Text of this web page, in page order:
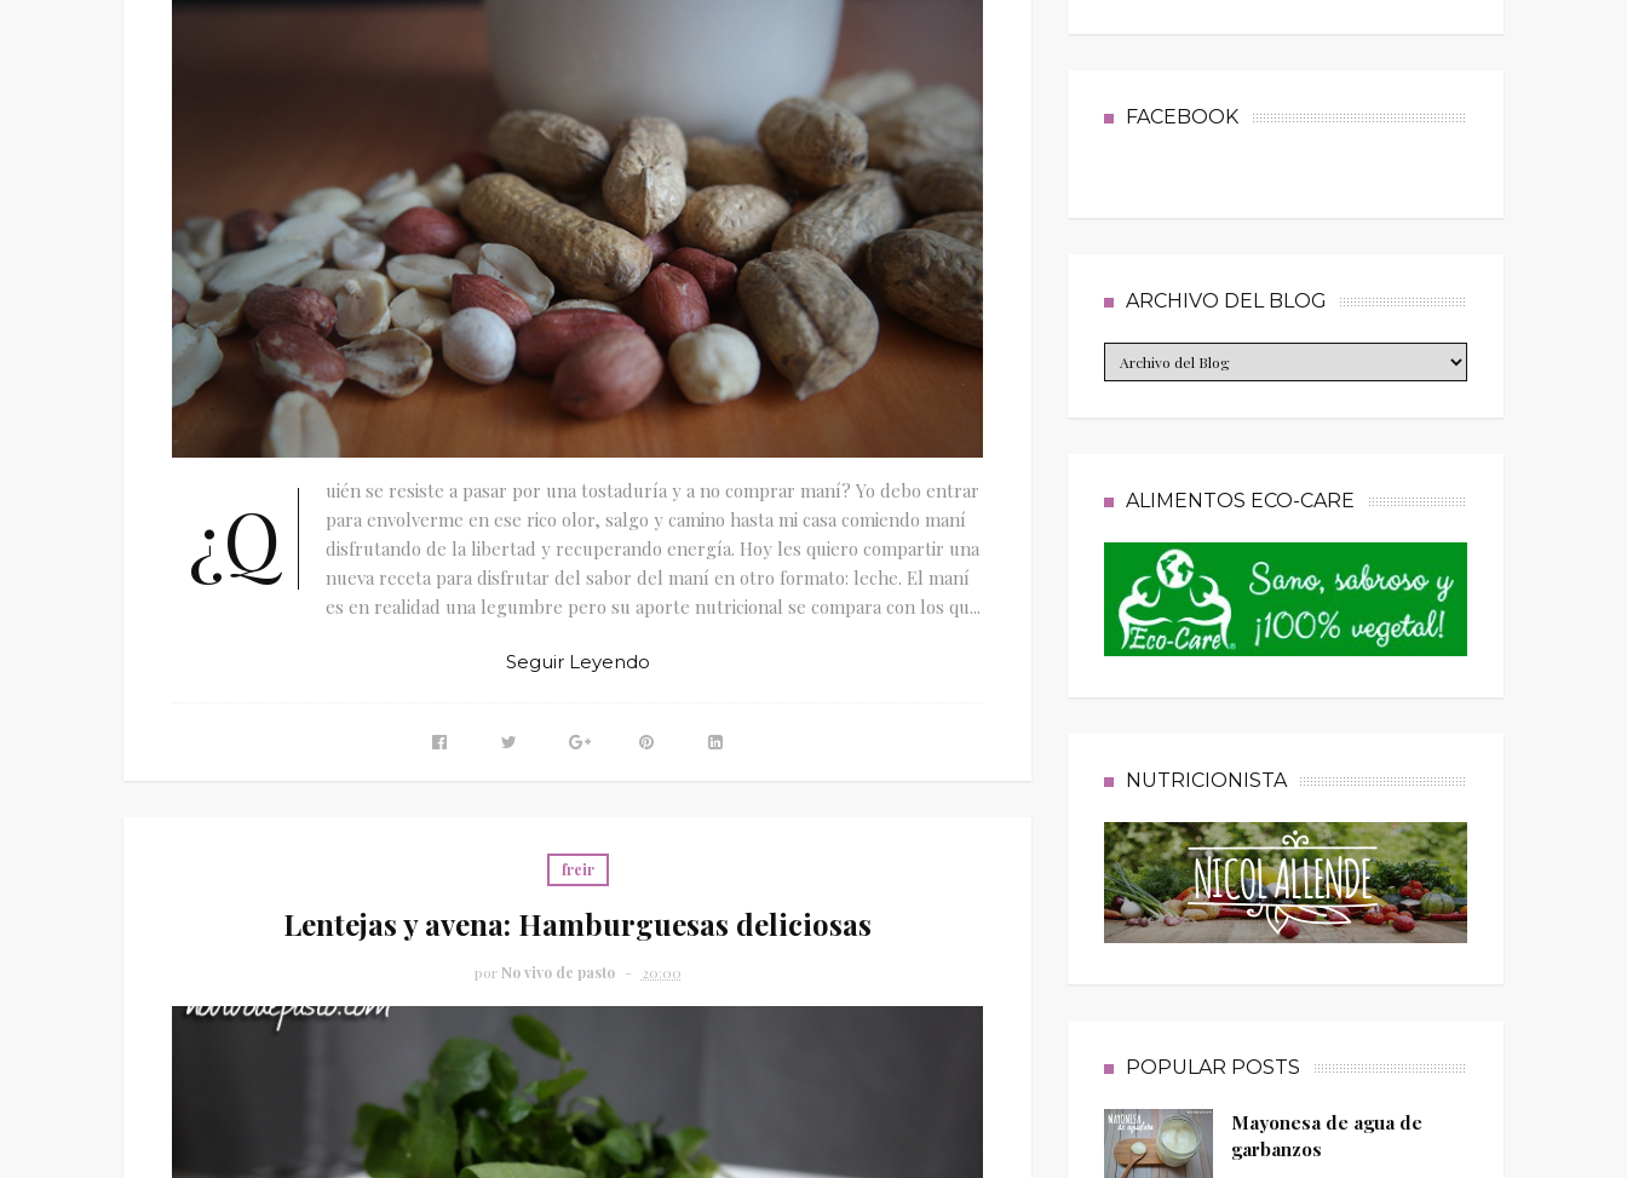
¿Q
uién se resiste a pasar por una tostaduría y a no comprar maní? Yo debo entrar
para envolverme en ese rico olor, salgo y camino hasta mi casa comiendo maní
disfrutando de la libertad y recuperando energía. Hoy les quiero compartir una
nueva receta para disfrutar del sabor del maní en otro formato: leche. El maní
es en realidad una legumbre pero su aporte nutricional se compara con los qu...
Seguir Leyendo
freir
Lentejas y avena: Hamburguesas deliciosas
por No vivo de pasto 20:00
FACEBOOK
ARCHIVO DEL BLOG
ALIMENTOS ECO-CARE
NUTRICIONISTA
POPULAR POSTS
Mayonesa de agua de
garbanzos